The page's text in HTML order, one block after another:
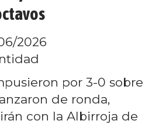
2026
por 3-0 sobre
de ronda,
con la Albirroja de